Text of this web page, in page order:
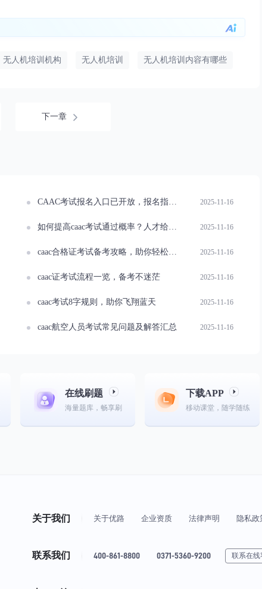
无人机培训机构 无人机培训 无人机培训内容有哪些
下一章
CAAC考试报名入口已开放，报名指南速看！ 2025-11-16
如何提高caac考试通过概率？人才给你支招！ 2025-11-16
caac合格证考试备考攻略，助你轻松拿证 2025-11-16
caac证考试流程一览，备考不迷茫 2025-11-16
caac考试8字规则，助你飞翔蓝天 2025-11-16
caac航空人员考试常见问题及解答汇总 2025-11-16
在线刷题
海量题库，畅享刷
下载APP
移动课堂，随学随练
关于我们 关于优路 企业资质 法律声明 隐私政
联系我们 400-861-8800 0371-5360-9200 联系在线